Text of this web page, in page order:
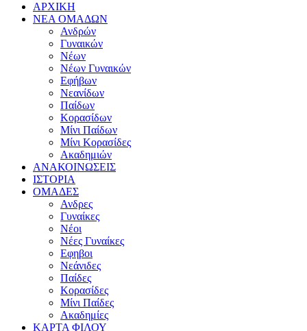
ΑΡΧΙΚΗ
ΝΕΑ ΟΜΑΔΩΝ
Ανδρών
Γυναικών
Νέων
Νέων Γυναικών
Εφήβων
Νεανίδων
Παίδων
Κορασίδων
Μίνι Παίδων
Μίνι Κορασίδες
Ακαδημιών
ΑΝΑΚΟΙΝΩΣΕΙΣ
ΙΣΤΟΡΙΑ
ΟΜΑΔΕΣ
Ανδρες
Γυναίκες
Νέοι
Νέες Γυναίκες
Εφηβοι
Νεάνιδες
Παίδες
Κορασίδες
Μίνι Παίδες
Ακαδημίες
ΚΑΡΤΑ ΦΙΛΟΥ